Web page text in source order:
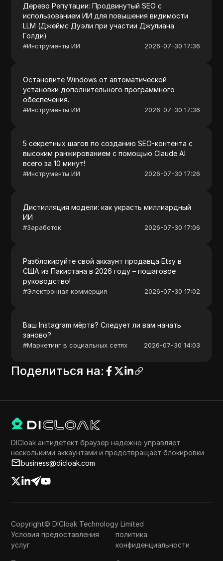
Дерево Репутации: Продвинутый SEO с
использованием ИИ для повышения видимости
LLM (Джеймс Дуэли при участии Джулиана
Голди)
#Инструменты ИИ 2026-07-30 17:36
Остановите Windows от автоматической
установки дополнительного программного
обеспечения.
#Инструменты ИИ 2026-07-30 17:36
5 секретных шагов по созданию SEO-контента с
высоким ранжированием с помощью Claude AI
всего за 10 минут!
#Инструменты ИИ 2026-07-30 17:26
Дистилляция модели: как украсть миллиардный
ИИ
#Заработок 2026-07-30 17:06
Разблокируйте свой аккаунт продавца Etsy в
США из Пакистана в 2026 году – пошаговое
руководство!
#Электронная коммерция 2026-07-30 17:02
Ваш Instagram мёртв? Следует ли вам начать
заново?
#Маркетинг в социальных сетях 2026-07-30 14:03
Поделиться на:
DICloak антидетект браузер надежно управляет
несколькими аккаунтами и предотвращает блокировки
business@dicloak.com
Copyright© DICloak Technology Limited
Условия предоставления
услуг
политика
конфиденциальности